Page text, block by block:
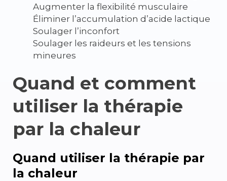
Augmenter la flexibilité musculaire
Éliminer l’accumulation d’acide lactique
Soulager l’inconfort
Soulager les raideurs et les tensions
mineures
Quand et comment
utiliser la thérapie
par la chaleur
Quand utiliser la thérapie par
la chaleur